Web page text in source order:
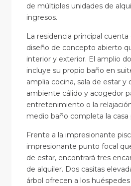
de múltiples unidades de
ingresos.
La residencia principal
diseño de concepto abierto
interior y exterior. El amplio
incluye su propio baño en
amplia cocina, sala de estar
ambiente cálido y acogedor
entretenimiento o la
medio baño completa la casa
Frente a la impresionante
impresionante punto focal
de estar, encontrará tres
de alquiler. Dos casitas
árbol ofrecen a los